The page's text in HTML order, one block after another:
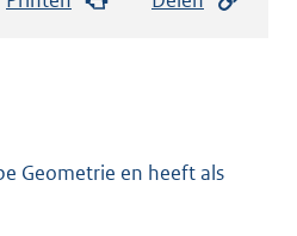
Geometrie en heeft als